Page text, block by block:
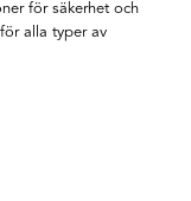
för säkerhet och
alla typer av